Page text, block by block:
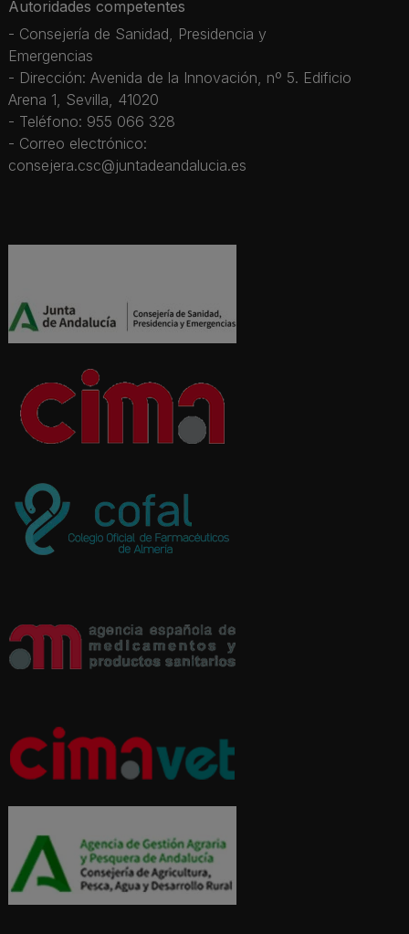
Autoridades competentes
- Consejería de Sanidad, Presidencia y
Emergencias
- Dirección: Avenida de la Innovación, nº 5. Edificio
Arena 1, Sevilla, 41020
- Teléfono: 955 066 328
- Correo electrónico:
consejera.csc@juntadeandalucia.es